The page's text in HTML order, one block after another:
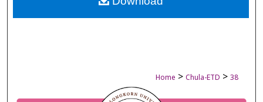
Home > Chula-ETD > 38